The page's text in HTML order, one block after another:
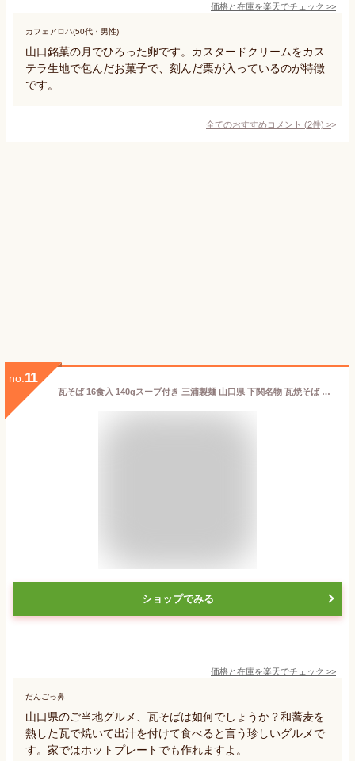
価格と在庫を楽天でチェック >>
カフェアロハ(50代・男性)
山口銘菓の月でひろった卵です。カスタードクリームをカス
テラ生地で包んだお菓子で、刻んだ栗が入っているのが特徴
です。
全てのおすすめコメント (2件) >
no. 11
瓦そば 16食入 140gスープ付き 三浦製麺 山口県 下関名物 瓦焼そば 瓦蕎麦 かわらそば 茶そば 山口 名物 特産品 B級グルメ 美味しい 人気 お取り寄せ 抹茶 お茶 蒸し麺 焼きそば やきそば 麺 セット
ショップでみる
価格と在庫を楽天でチェック >>
だんごっ鼻
山口県のご当地グルメ、瓦そばは如何でしょうか？和蕎麦を
熱した瓦で焼いて出汁を付けて食べると言う珍しいグルメで
す。家ではホットプレートでも作れますよ。